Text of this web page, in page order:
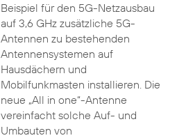
Beispiel für den 5G-Netzausbau
auf 3,6 GHz zusätzliche 5G-
Antennen zu bestehenden
Antennensystemen auf
Hausdächern und
Mobilfunkmasten installieren. Die
neue „All in one“-Antenne
vereinfacht solche Auf- und
Umbauten von